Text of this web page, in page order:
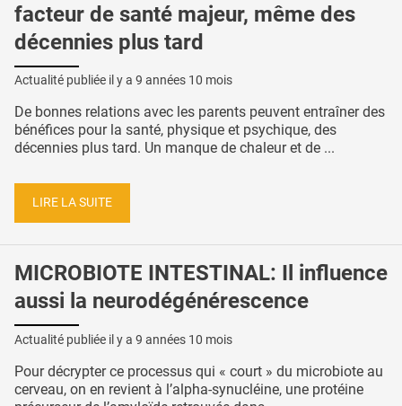
facteur de santé majeur, même des
décennies plus tard
Actualité publiée il y a 9 années 10 mois
De bonnes relations avec les parents peuvent entraîner des
bénéfices pour la santé, physique et psychique, des
décennies plus tard. Un manque de chaleur et de ...
LIRE LA SUITE
MICROBIOTE INTESTINAL: Il influence
aussi la neurodégénérescence
Actualité publiée il y a 9 années 10 mois
Pour décrypter ce processus qui « court » du microbiote au
cerveau, on en revient à l’alpha-synucléine, une protéine